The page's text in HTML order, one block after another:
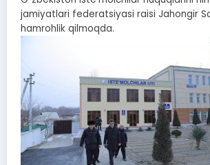
jamiyatlari federatsiyasi raisi Jahongir
hamrohlik qilmoqda.